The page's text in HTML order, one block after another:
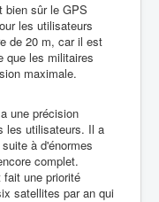
bien sûr le GPS
les utilisateurs
de 20 m, car il est
que les militaires
maximale.
une précision
les utilisateurs. Il a
à d'énormes
complet.
une priorité
satellites par an qui